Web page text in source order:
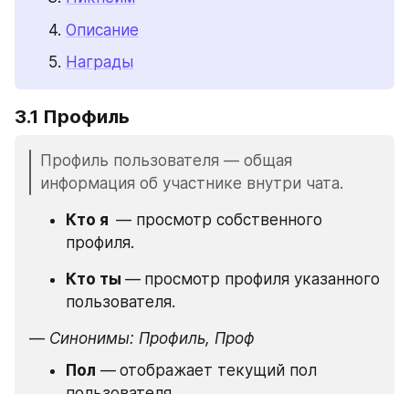
Описание
Награды
3.1 Профиль
Профиль пользователя — общая
информация об участнике внутри чата.
Кто я — просмотр собственного
профиля.
Кто ты — просмотр профиля указанного
пользователя.
— Синонимы: Профиль, Проф
Пол — отображает текущий пол